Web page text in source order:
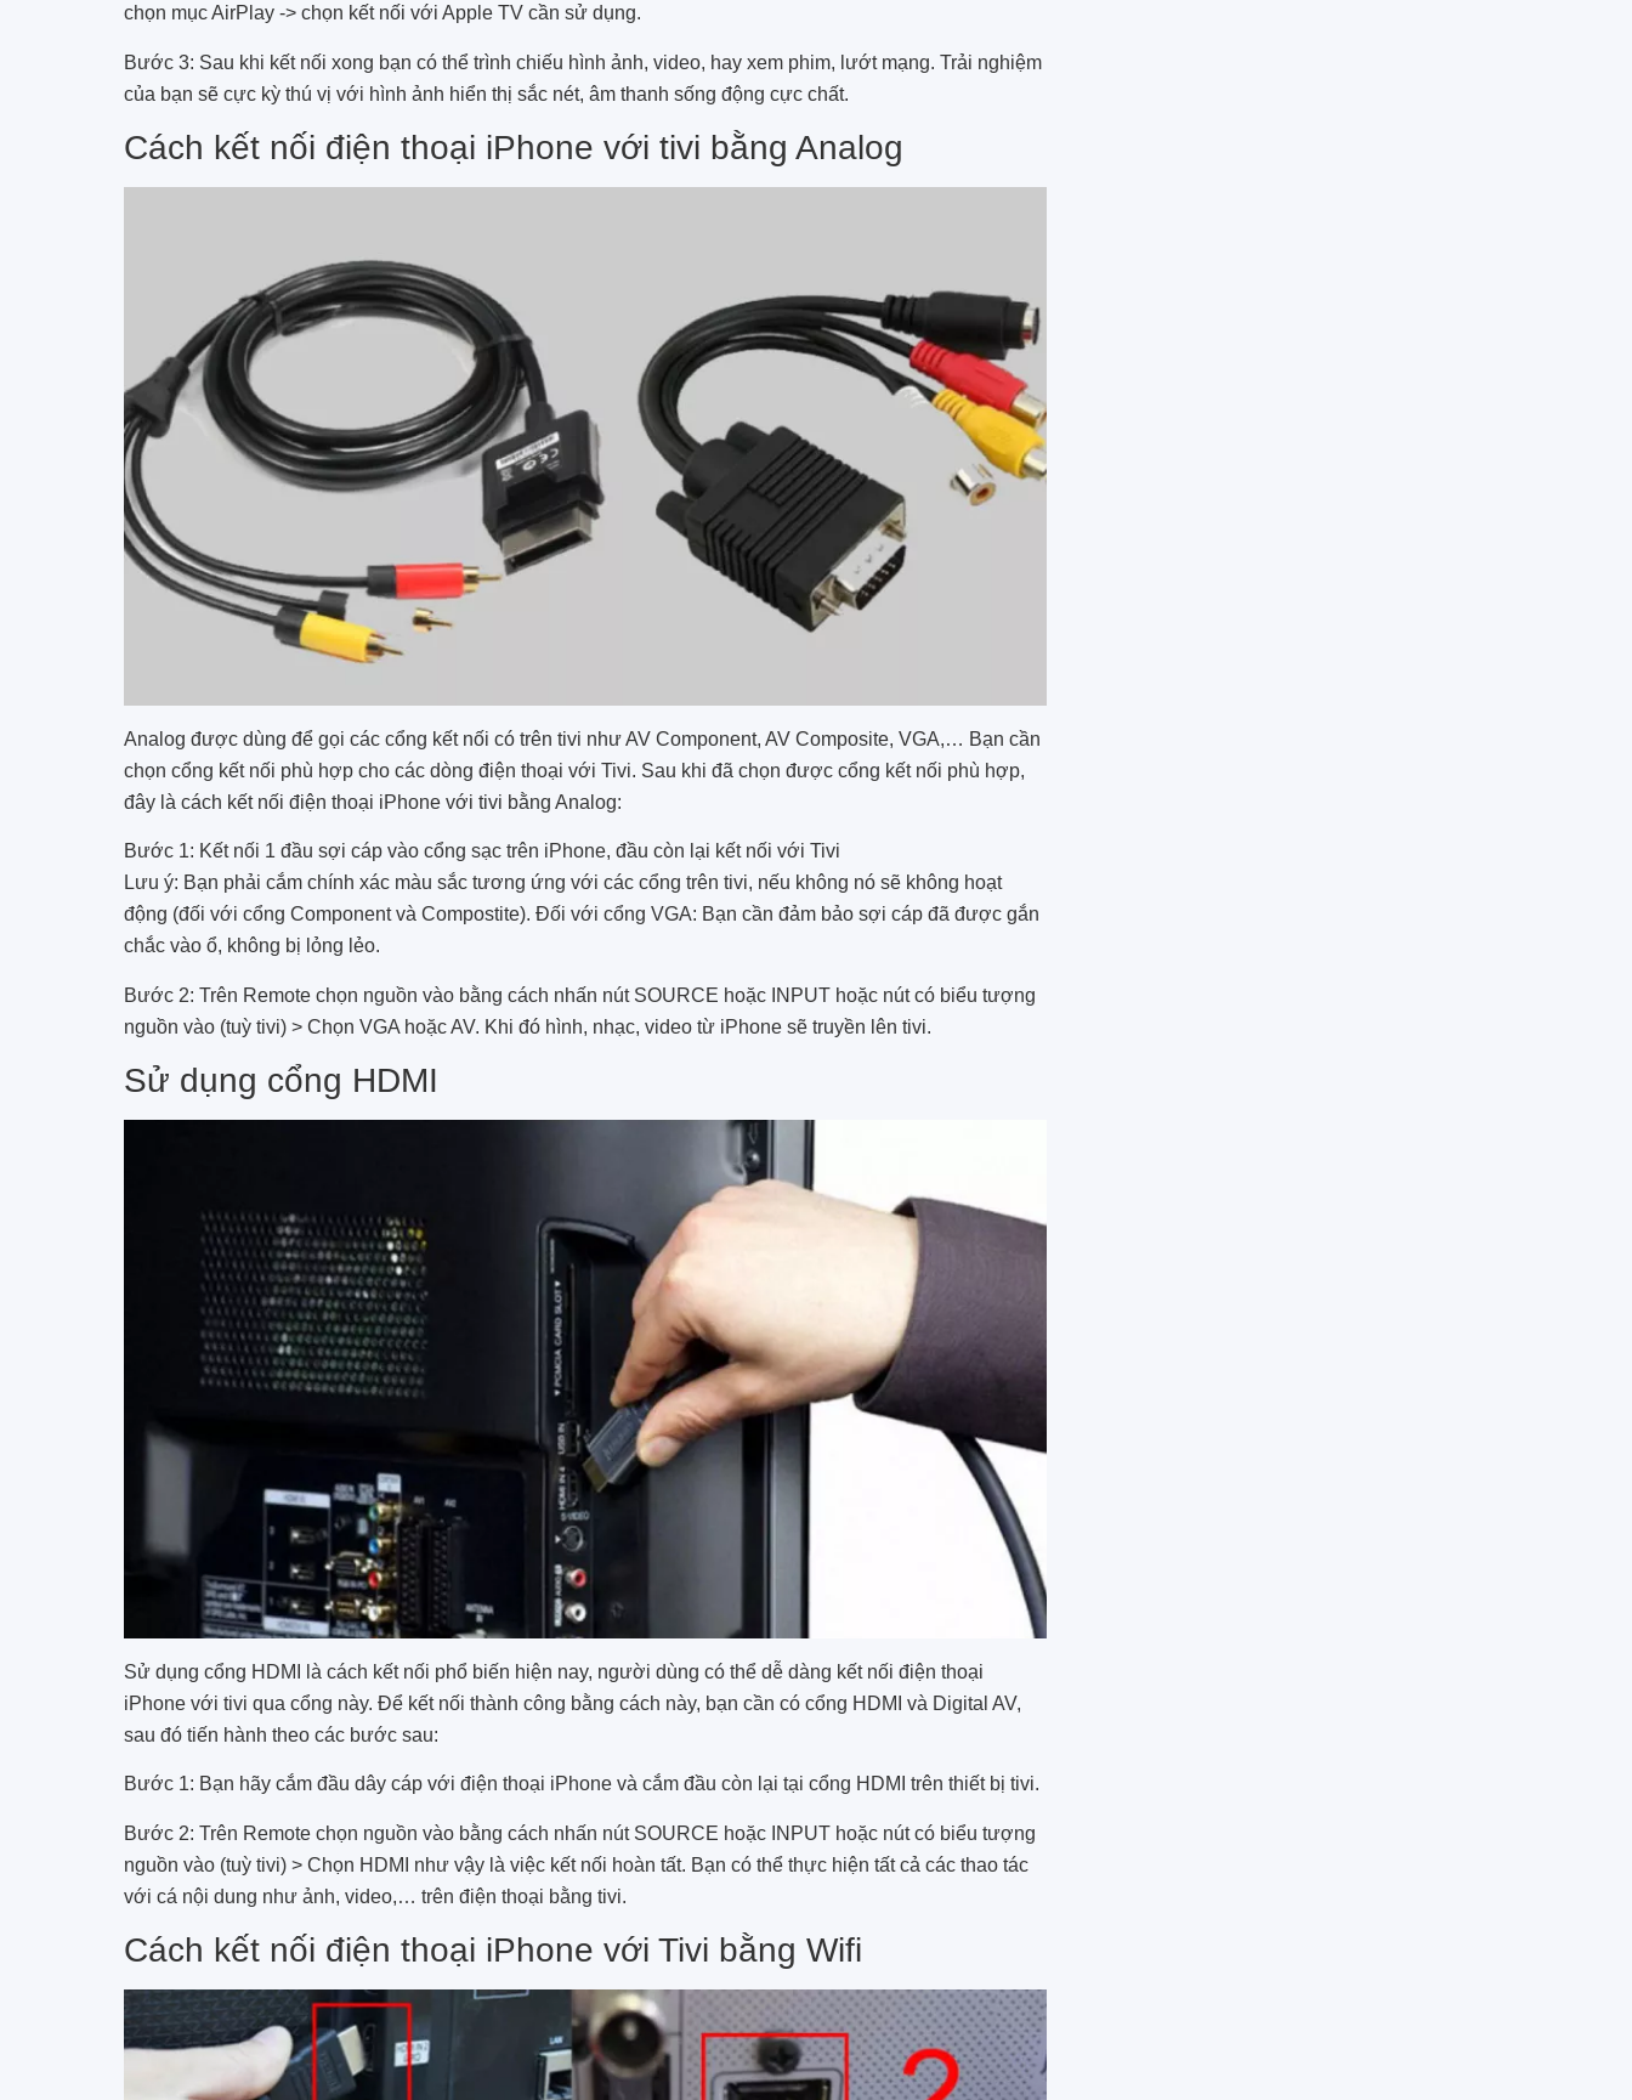
chọn mục AirPlay -> chọn kết nối với Apple TV cần sử dụng.
Bước 3: Sau khi kết nối xong bạn có thể trình chiếu hình ảnh, video, hay xem phim, lướt mạng. Trải nghiệm
của bạn sẽ cực kỳ thú vị với hình ảnh hiển thị sắc nét, âm thanh sống động cực chất.
Cách kết nối điện thoại iPhone với tivi bằng Analog
Analog được dùng để gọi các cổng kết nối có trên tivi như AV Component, AV Composite, VGA,… Bạn cần
chọn cổng kết nối phù hợp cho các dòng điện thoại với Tivi. Sau khi đã chọn được cổng kết nối phù hợp,
đây là cách kết nối điện thoại iPhone với tivi bằng Analog:
Bước 1: Kết nối 1 đầu sợi cáp vào cổng sạc trên iPhone, đầu còn lại kết nối với Tivi
Lưu ý: Bạn phải cắm chính xác màu sắc tương ứng với các cổng trên tivi, nếu không nó sẽ không hoạt
động (đối với cổng Component và Compostite). Đối với cổng VGA: Bạn cần đảm bảo sợi cáp đã được gắn
chắc vào ổ, không bị lỏng lẻo.
Bước 2: Trên Remote chọn nguồn vào bằng cách nhấn nút SOURCE hoặc INPUT hoặc nút có biểu tượng
nguồn vào (tuỳ tivi) > Chọn VGA hoặc AV. Khi đó hình, nhạc, video từ iPhone sẽ truyền lên tivi.
Sử dụng cổng HDMI
Sử dụng cổng HDMI là cách kết nối phổ biến hiện nay, người dùng có thể dễ dàng kết nối điện thoại
iPhone với tivi qua cổng này. Để kết nối thành công bằng cách này, bạn cần có cổng HDMI và Digital AV,
sau đó tiến hành theo các bước sau:
Bước 1: Bạn hãy cắm đầu dây cáp với điện thoại iPhone và cắm đầu còn lại tại cổng HDMI trên thiết bị tivi.
Bước 2: Trên Remote chọn nguồn vào bằng cách nhấn nút SOURCE hoặc INPUT hoặc nút có biểu tượng
nguồn vào (tuỳ tivi) > Chọn HDMI như vậy là việc kết nối hoàn tất. Bạn có thể thực hiện tất cả các thao tác
với cá nội dung như ảnh, video,… trên điện thoại bằng tivi.
Cách kết nối điện thoại iPhone với Tivi bằng Wifi